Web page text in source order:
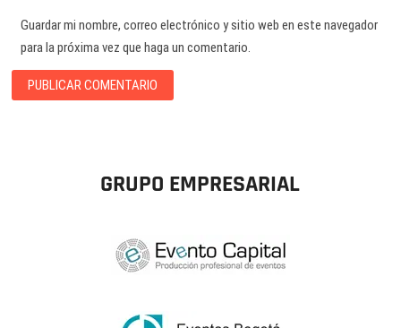
Guardar mi nombre, correo electrónico y sitio web en este navegador
para la próxima vez que haga un comentario.
GRUPO EMPRESARIAL